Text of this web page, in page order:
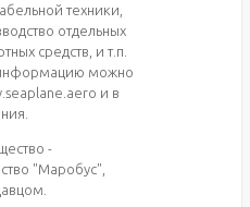
техники,
отдельных
средств, и т.п.
можно
и в
-
"Маробус",